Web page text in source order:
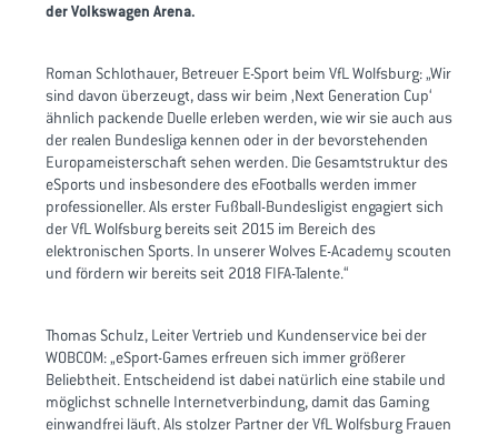
der Volkswagen Arena.
Roman Schlothauer, Betreuer E-Sport beim VfL Wolfsburg: „Wir
sind davon überzeugt, dass wir beim ‚Next Generation Cup‘
ähnlich packende Duelle erleben werden, wie wir sie auch aus
der realen Bundesliga kennen oder in der bevorstehenden
Europameisterschaft sehen werden. Die Gesamtstruktur des
eSports und insbesondere des eFootballs werden immer
professioneller. Als erster Fußball-Bundesligist engagiert sich
der VfL Wolfsburg bereits seit 2015 im Bereich des
elektronischen Sports. In unserer Wolves E-Academy scouten
und fördern wir bereits seit 2018 FIFA-Talente.“
Thomas Schulz, Leiter Vertrieb und Kundenservice bei der
WOBCOM: „eSport-Games erfreuen sich immer größerer
Beliebtheit. Entscheidend ist dabei natürlich eine stabile und
möglichst schnelle Internetverbindung, damit das Gaming
einwandfrei läuft. Als stolzer Partner der VfL Wolfsburg Frauen